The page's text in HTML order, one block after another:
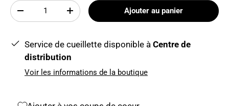
Qté
-
+ Ajouter au panier
Service de cueillette disponible à Centre de
distribution
Voir les informations de la boutique